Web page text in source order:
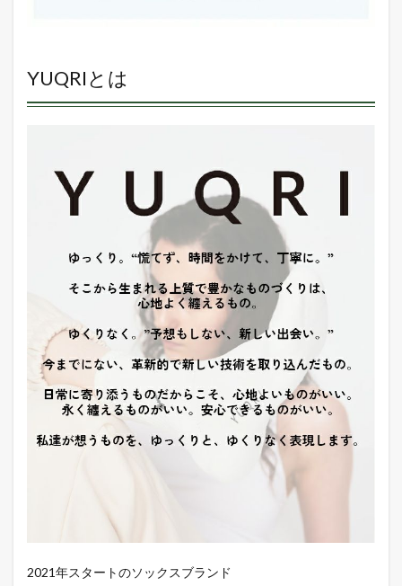
YUQRIとは
2021年スタートのソックスブランド